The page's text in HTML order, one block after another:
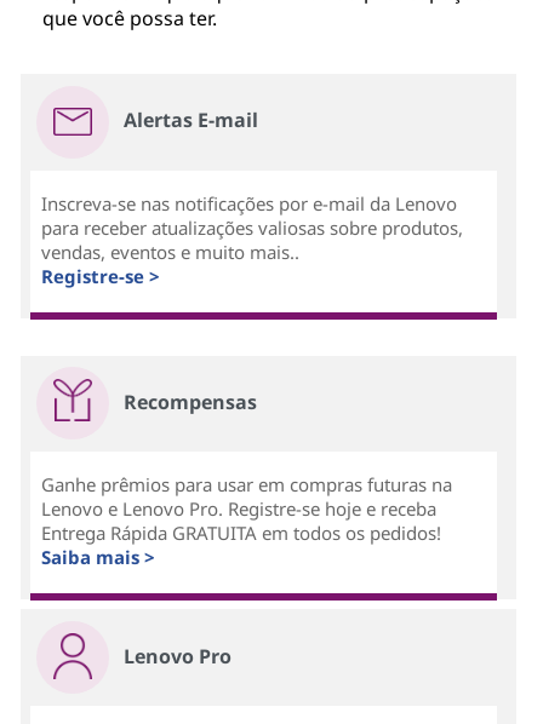
que você possa ter.
Alertas E-mail
Inscreva-se nas notificações por e-mail da Lenovo
para receber atualizações valiosas sobre produtos,
vendas, eventos e muito mais..
Registre-se >
Recompensas
Ganhe prêmios para usar em compras futuras na
Lenovo e Lenovo Pro. Registre-se hoje e receba
Entrega Rápida GRATUITA em todos os pedidos!
Saiba mais >
Lenovo Pro